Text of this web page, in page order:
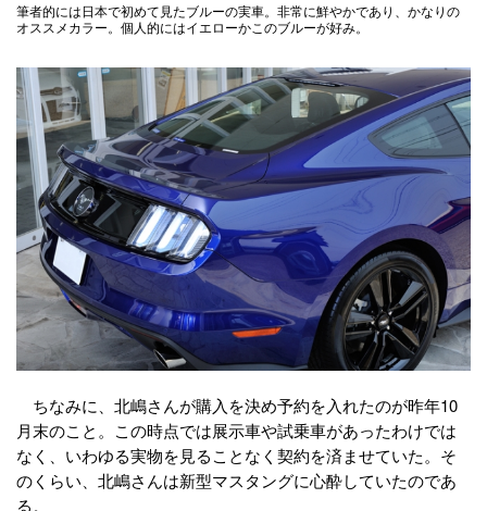
筆者的には日本で初めて見たブルーの実車。非常に鮮やかであり、かなりの
オススメカラー。個人的にはイエローかこのブルーが好み。
ちなみに、北嶋さんが購入を決め予約を入れたのが昨年10
月末のこと。この時点では展示車や試乗車があったわけでは
なく、いわゆる実物を見ることなく契約を済ませていた。そ
のくらい、北嶋さんは新型マスタングに心酔していたのであ
る。